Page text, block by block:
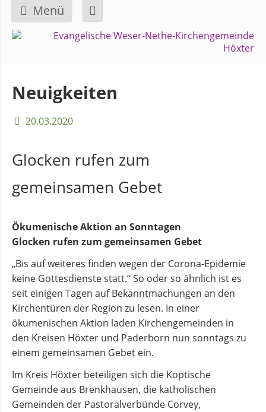
Menü
Navigation
GEMEINDE
Über
uns
Bezirke
Gremien
Ausschüsse
Pfarrer
und
Pfarrerinnen
Gemeindebüro
Weinbergstiftung
AKTUELLES
Neuigkeiten
20.03.2020
Glocken rufen zum
gemeinsamen Gebet
Ökumenische Aktion an Sonntagen
Glocken rufen zum gemeinsamen Gebet
„Bis auf weiteres finden wegen der Corona-Epidemie
keine Gottesdienste statt.“ So oder so ähnlich ist es
seit einigen Tagen auf Bekanntmachungen an den
Kirchentüren der Region zu lesen. In einer
ökumenischen Aktion laden Kirchengemeinden in
den Kreisen Höxter und Paderborn nun sonntags zu
einem gemeinsamen Gebet ein.
Im Kreis Höxter beteiligen sich die Koptische
Gemeinde aus Brenkhausen, die katholischen
Gemeinden der Pastoralverbünde Corvey,